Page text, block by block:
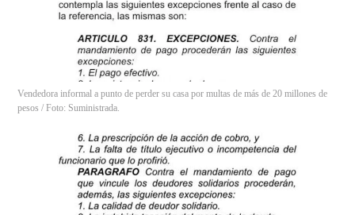
Vendedora informal a punto de perder su casa por multas de más de 20 millones de
pesos / Foto: Suministrada.